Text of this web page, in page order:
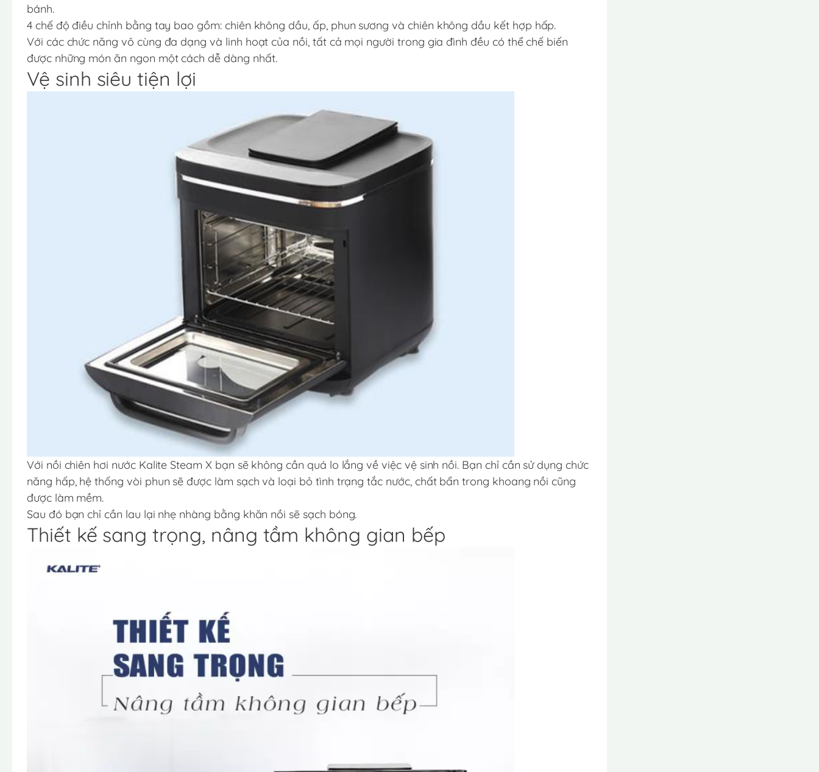
bánh.
4 chế độ điều chỉnh bằng tay bao gồm: chiên không dầu, ấp, phun sương và chiên không dầu kết hợp hấp.
Với các chức năng vô cùng đa dạng và linh hoạt của nồi, tất cả mọi người trong gia đình đều có thể chế biến
được những món ăn ngon một cách dễ dàng nhất.
Vệ sinh siêu tiện lợi
Với nồi chiên hơi nước Kalite Steam X bạn sẽ không cần quá lo lắng về việc vệ sinh nồi. Bạn chỉ cần sử dụng chức
năng hấp, hệ thống vòi phun sẽ được làm sạch và loại bỏ tình trạng tắc nước, chất bẩn trong khoang nồi cũng
được làm mềm.
Sau đó bạn chỉ cần lau lại nhẹ nhàng bằng khăn nồi sẽ sạch bóng.
Thiết kế sang trọng, nâng tầm không gian bếp